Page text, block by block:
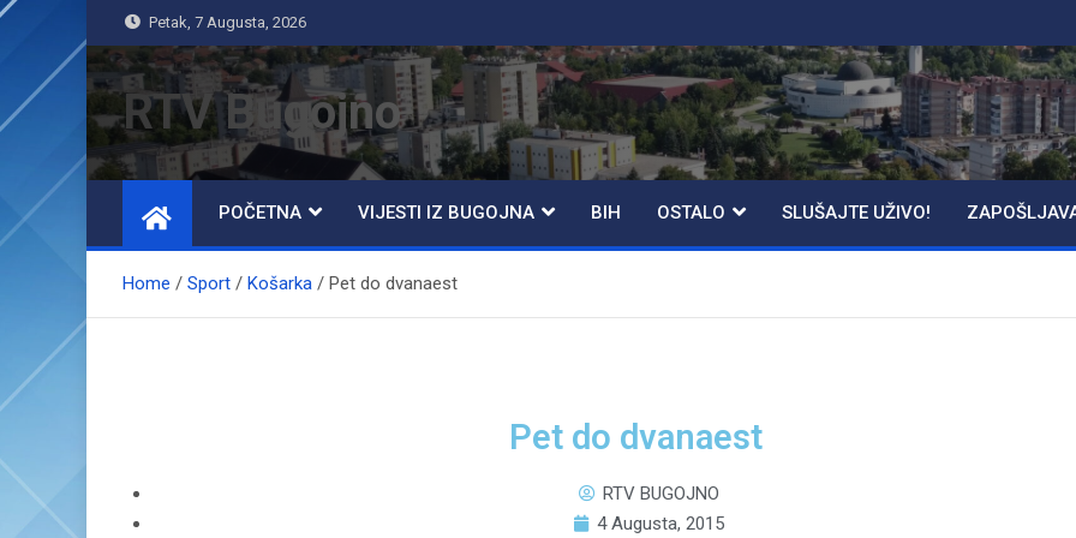
Petak, 7 Augusta, 2026
RTV Bugojno
POČETNA VIJESTI IZ BUGOJNA BIH OSTALO SLUŠAJTE UŽIVO!
Home Sport Košarka Pet do dvanaest
Pet do dvanaest
RTV BUGOJNO
4 Augusta, 2015